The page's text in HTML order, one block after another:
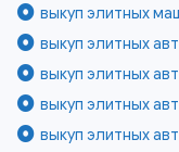
выкуп элитных
выкуп элитных
выкуп элитных
выкуп элитных
выкуп элитных